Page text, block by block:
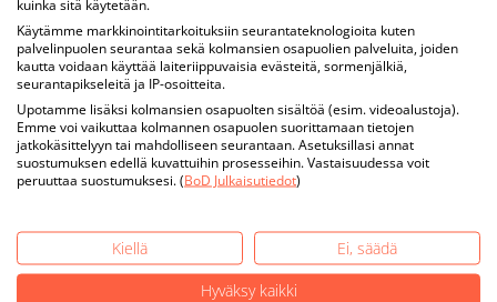
kuinka sitä käytetään.
Käytämme markkinointitarkoituksiin seurantateknologioita kuten
palvelinpuolen seurantaa sekä kolmansien osapuolien palveluita, joiden
kautta voidaan käyttää laiteriippuvaisia evästeitä, sormenjälkiä,
seurantapikseleitä ja IP-osoitteita.
Upotamme lisäksi kolmansien osapuolten sisältöä (esim. videoalustoja).
Emme voi vaikuttaa kolmannen osapuolen suorittamaan tietojen
jatkokäsittelyyn tai mahdolliseen seurantaan. Asetuksillasi annat
suostumuksen edellä kuvattuihin prosesseihin. Vastaisuudessa voit
peruuttaa suostumuksesi. (BoD Julkaisutiedot)
Kiellä
Ei, säädä
Hyväksy kaikki